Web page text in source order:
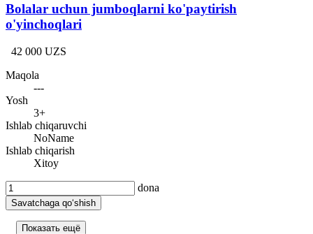
Bolalar uchun jumboqlarni ko'paytirish
o'yinchoqlari
42 000 UZS
Maqola
---
Yosh
3+
Ishlab chiqaruvchi
NoName
Ishlab chiqarish
Xitoy
dona
Savatchaga qo‘shish
Показать ещё